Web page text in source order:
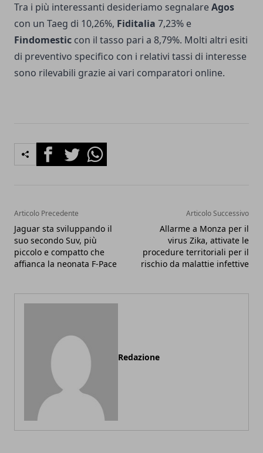
Tra i più interessanti desideriamo segnalareAgos
con un Taeg di 10,26%, Fiditalia 7,23% e
Findomestic con il tasso pari a 8,79%. Molti altri esiti
di preventivo specifico con i relativi tassi di interesse
sono rilevabili grazie ai vari comparatori online.
FacebookTwitterWhatsapp
Articolo Precedente
Jaguar sta sviluppando il
suo secondo Suv, più
piccolo e compatto che
affianca la neonata F-Pace
Articolo Successivo
Allarme a Monza per il
virus Zika, attivate le
procedure territoriali per il
rischio da malattie infettive
Redazione